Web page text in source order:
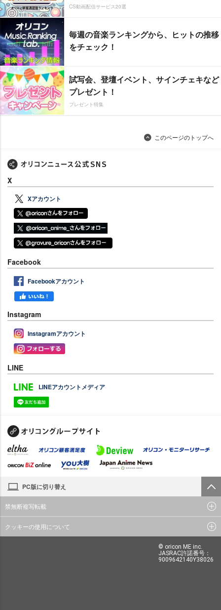
CS動画配信サービス20選
毎週の音楽ランキングから、ヒットの推移
をチェック！
試写会、登壇イベント、サインチェキなど
プレゼント！
プレゼント特集
このページのトップへ
X
Xアカウント
Facebook
Facebookアカウント
Instagram
Instagramアカウント
LINE
LINEアカウントメディア
PC版に切り替え
禁無断複写転載
クッキーの使用について
© oricon ME inc.
JASRAC許諾番号：
9009642140Y38026